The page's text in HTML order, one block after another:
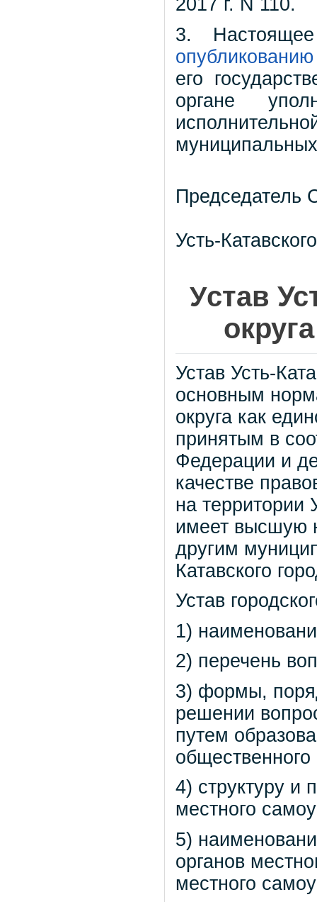
2017 г. N 110.
3.
опубликованию
его
органе
Председатель
Усть-
Устав
Устав Усть-
основным
округа как
принятым в
Федерации и
качестве
на территории
имеет высшую
другим
Катавского
Устав
1)
2) перечень
3) формы,
решении
путем
4) структуру и
местного
5)
органов
местного